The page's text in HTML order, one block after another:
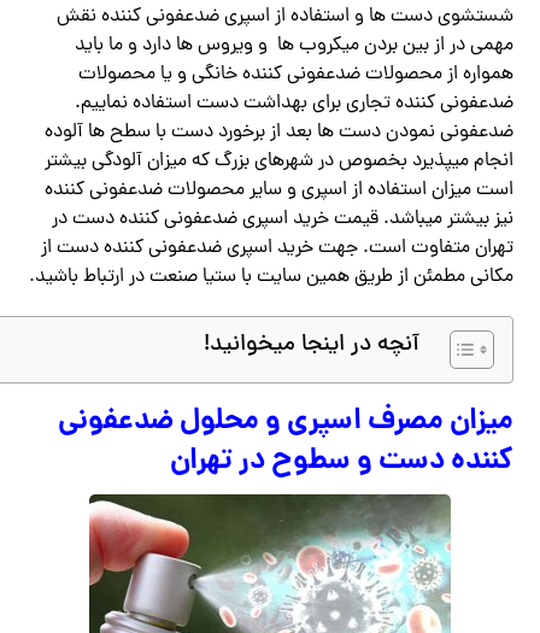
شستشوی دست ها و استفاده از اسپری ضدعفونی کننده نقش
مهمی در از بین بردن میکروب ها و ویروس ها دارد و ما باید
همواره از محصولات ضدعفونی کننده خانگی و یا محصولات
ضدعفونی کننده تجاری برای بهداشت دست استفاده نماییم.
ضدعفونی نمودن دست ها بعد از برخورد دست با سطح ها آلوده
انجام میپذیرد بخصوص در شهرهای بزرگ که میزان آلودگی بیشتر
است میزان استفاده از اسپری و سایر محصولات ضدعفونی کننده
نیز بیشتر میباشد. قیمت خرید اسپری ضدعفونی کننده دست در
تهران متفاوت است. جهت خرید اسپری ضدعفونی کننده دست از
مکانی مطمئن از طریق همین سایت با ستیا صنعت در ارتباط باشید.
آنچه در اینجا میخوانید!
میزان مصرف اسپری و محلول ضدعفونی
کننده دست و سطوح در تهران